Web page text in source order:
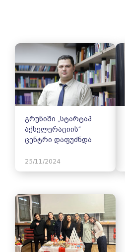
გრუნიში „სტარტაპ
აქსელერაციის“
ცენტრი დაფუძნდა
25/11/2024